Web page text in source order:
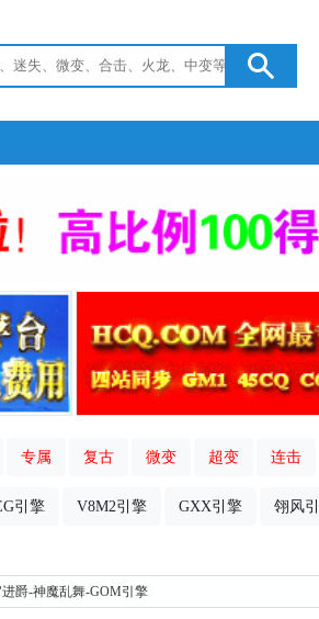
专属 复古 微变 超变 连击
引擎 V8M2引擎 GXX引擎 翎风
爵-神魔乱舞-GOM引擎